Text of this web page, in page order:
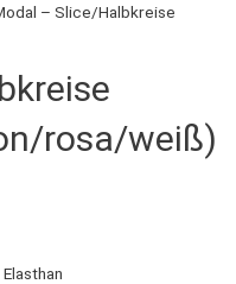
– Slice/Halbkreise
rosa/weiß)